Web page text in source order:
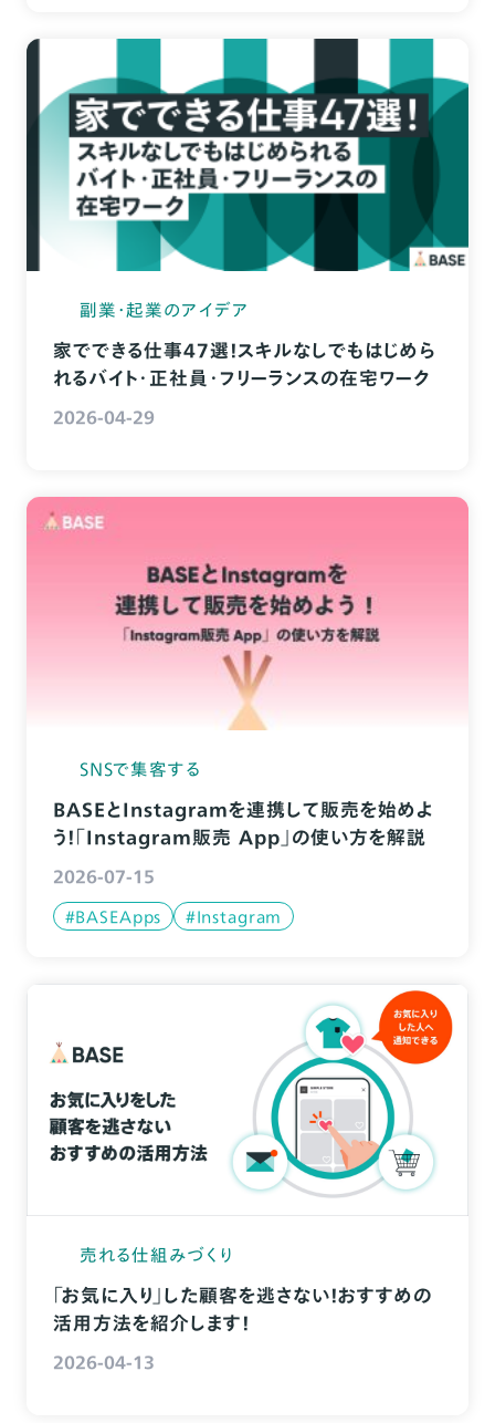
副業・起業のアイデア
家でできる仕事47選！スキルなしでもはじめら
れるバイト・正社員・フリーランスの在宅ワーク
2026-04-29
SNSで集客する
BASEとInstagramを連携して販売を始めよ
う！「Instagram販売 App」の使い方を解説
2026-07-15
#BASEApps #Instagram
売れる仕組みづくり
「お気に入り」した顧客を逃さない！おすすめの
活用方法を紹介します！
2026-04-13